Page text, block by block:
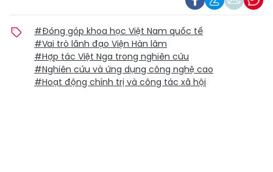
#Đóng góp khoa học Việt Nam quốc tế
#Vai trò lãnh đạo Viện Hàn lâm
#Hợp tác Việt Nga trong nghiên cứu
#Nghiên cứu và ứng dụng công nghệ cao
#Hoạt động chính trị và công tác xã hội